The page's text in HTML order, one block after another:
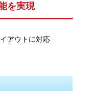
を実現
アウトに対応